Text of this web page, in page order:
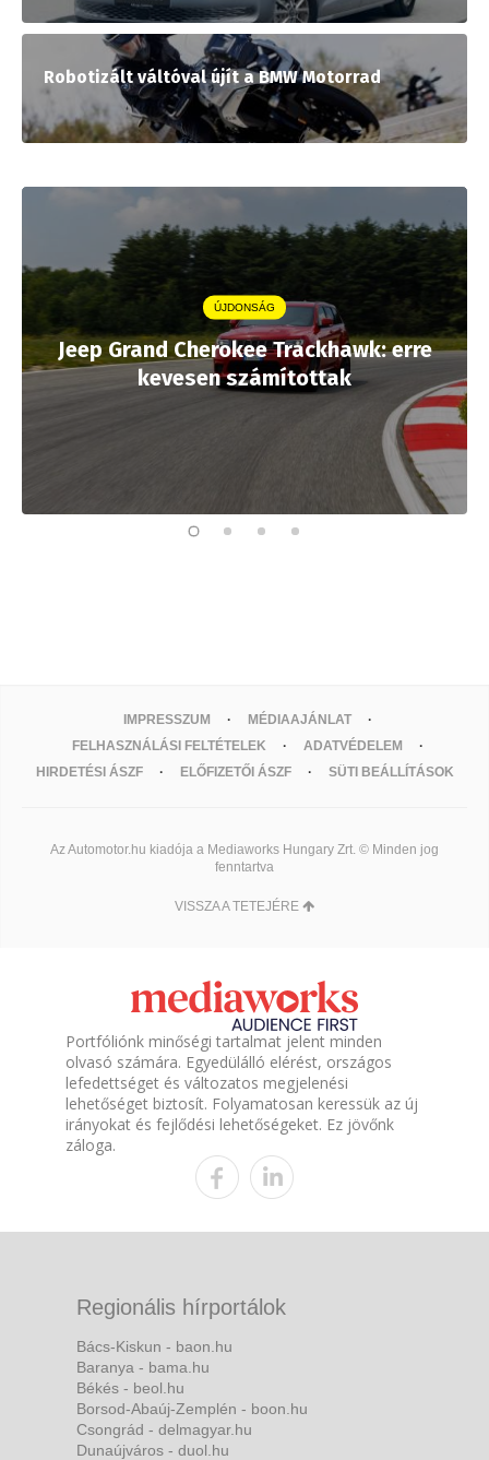
Robotizált váltóval újít a BMW Motorrad
ÚJDONSÁG
Jeep Grand Cherokee Trackhawk: erre
kevesen számítottak
IMPRESSZUM
MÉDIAAJÁNLAT
FELHASZNÁLÁSI FELTÉTELEK
ADATVÉDELEM
HIRDETÉSI ÁSZF
ELŐFIZETŐI ÁSZF SÜTI BEÁLLÍTÁSOK
Az Automotor.hu kiadója a Mediaworks Hungary Zrt. © Minden jog
fenntartva
VISSZA A TETEJÉRE
Portfóliónk minőségi tartalmat jelent minden
olvasó számára. Egyedülálló elérést, országos
lefedettséget és változatos megjelenési
lehetőséget biztosít. Folyamatosan keressük az új
irányokat és fejlődési lehetőségeket. Ez jövőnk
záloga.
Regionális hírportálok
Bács-Kiskun - baon.hu
Baranya - bama.hu
Békés - beol.hu
Borsod-Abaúj-Zemplén - boon.hu
Csongrád - delmagyar.hu
Dunaújváros - duol.hu